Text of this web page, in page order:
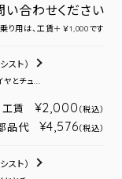
い合わせください
り用は、工賃＋￥1,000です
スト）
とチュ...
工賃 ¥2,000 （税込）
品代 ¥4,576（税込）
スト）